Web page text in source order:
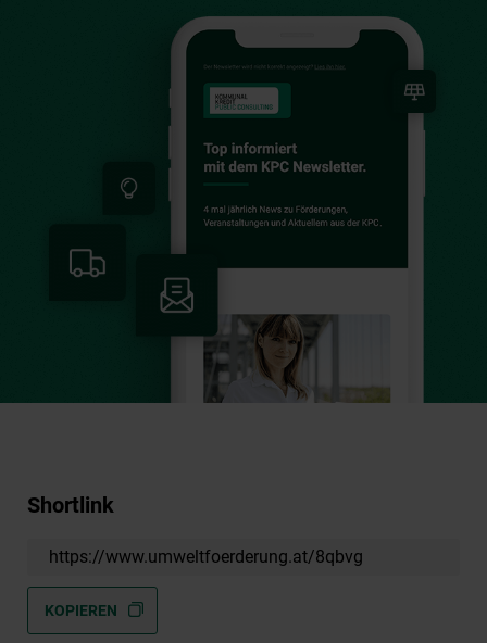
Shortlink
https://www.umweltfoerderung.at/8qbvg
KOPIEREN